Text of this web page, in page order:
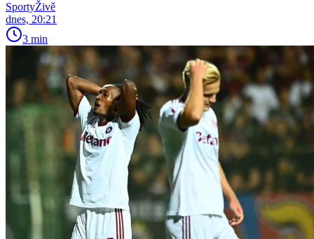
SportyŽivě
dnes, 20:21
3 min